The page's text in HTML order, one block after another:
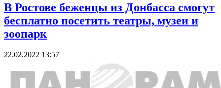
В Ростове беженцы из Донбасса смогут
бесплатно посетить театры, музеи и
зоопарк
22.02.2022 13:57